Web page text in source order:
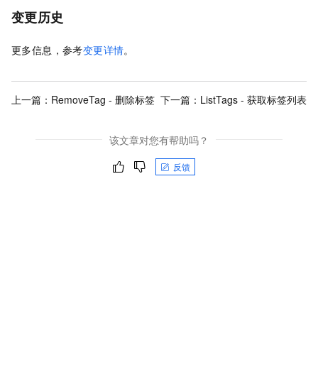
变更历史
更多信息，参考变更详情。
上一篇： RemoveTag - 删除标签 下一篇： ListTags - 获取标签列表
该文章对您有帮助吗？
反馈